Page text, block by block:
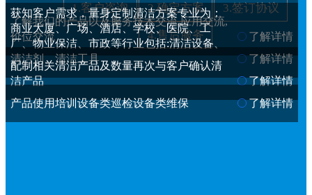
1.客户咨询 2.确定方案 3.签订协议
4.售后服务
了解我们的产品以及服务技术交流,应用交流,
价位交流
了解详情
获知客户需求，量身定制清洁方案专业为：
商业大厦、广场、酒店、学校、医院、工
厂、物业保洁、市政等行业包括:清洁设备、
清洁剂、清洁工具
了解详情
配制相关清洁产品及数量再次与客户确认清
洁产品
了解详情
产品使用培训设备类巡检设备类维保
了解详情